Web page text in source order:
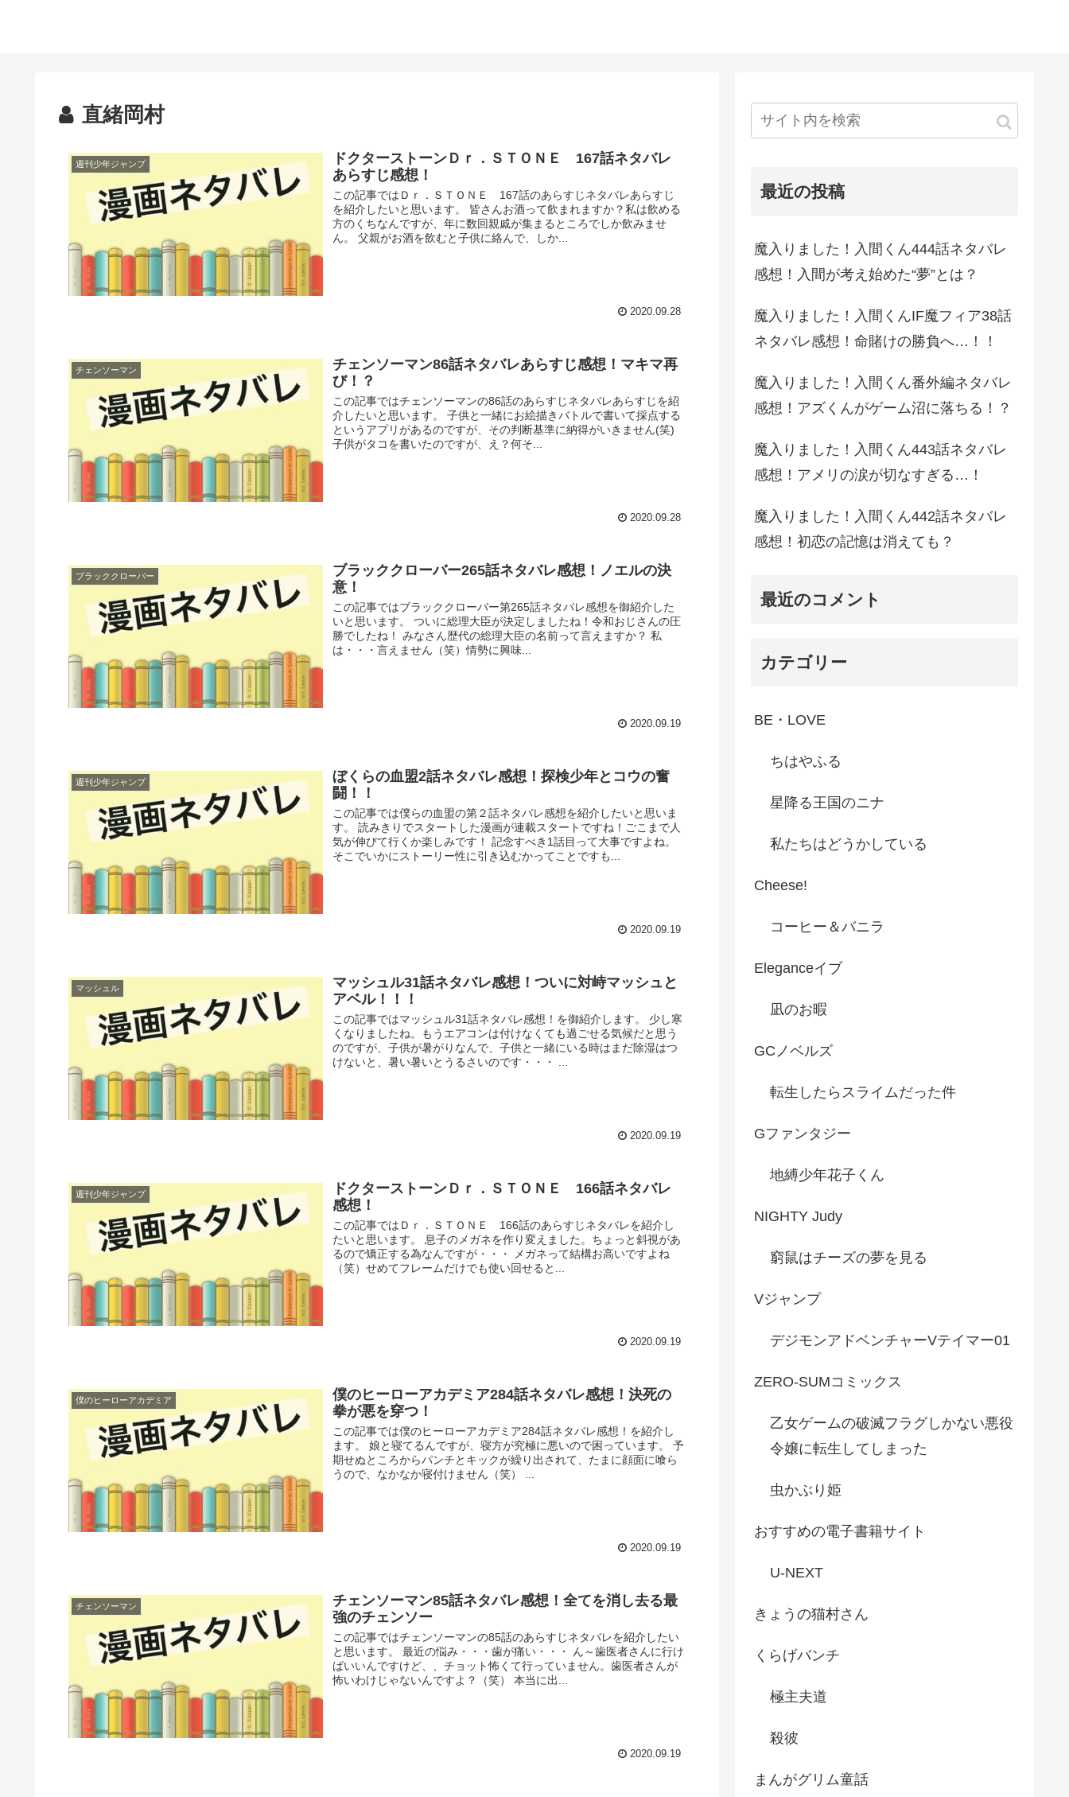
直緒岡村
週刊少年ジャンプ
ドクターストーンＤｒ．ＳＴＯＮＥ 167話ネタバレ
あらすじ感想！
この記事ではＤｒ．ＳＴＯＮＥ 167話のあらすじネタバレあらすじ
を紹介したいと思います。 皆さんお酒って飲まれますか？私は飲める
方のくちなんですが、年に数回親戚が集まるところでしか飲みませ
ん。 父親がお酒を飲むと子供に絡んで、しか...
2020.09.28
チェンソーマン
チェンソーマン86話ネタバレあらすじ感想！マキマ再
び！？
この記事ではチェンソーマンの86話のあらすじネタバレあらすじを紹
介したいと思います。 子供と一緒にお絵描きバトルで書いて採点する
というアプリがあるのですが、その判断基準に納得がいきません(笑)
子供がタコを書いたのですが、え？何そ...
2020.09.28
ブラッククローバー
ブラッククローバー265話ネタバレ感想！ノエルの決
意！
この記事ではブラッククローバー第265話ネタバレ感想を御紹介した
いと思います。 ついに総理大臣が決定しましたね！令和おじさんの圧
勝でしたね！ みなさん歴代の総理大臣の名前って言えますか？ 私
は・・・言えません（笑）情勢に興味...
2020.09.19
週刊少年ジャンプ
ぼくらの血盟2話ネタバレ感想！探検少年とコウの奮
闘！！
この記事では僕らの血盟の第２話ネタバレ感想を紹介したいと思いま
す。 読みきりでスタートした漫画が連載スタートですね！ごこまで人
気が伸びて行くか楽しみです！ 記念すべき1話目って大事ですよね。
そこでいかにストーリー性に引き込むかってことですも...
2020.09.19
マッシュル
マッシュル31話ネタバレ感想！ついに対峙マッシュと
アベル！！！
この記事ではマッシュル31話ネタバレ感想！を御紹介します。 少し寒
くなりましたね。もうエアコンは付けなくても過ごせる気候だと思う
のですが、子供が暑がりなんで、子供と一緒にいる時はまだ除湿はつ
けないと、暑い暑いとうるさいのです・・・ ...
2020.09.19
週刊少年ジャンプ
ドクターストーンＤｒ．ＳＴＯＮＥ 166話ネタバレ
感想！
この記事ではＤｒ．ＳＴＯＮＥ 166話のあらすじネタバレを紹介し
たいと思います。 息子のメガネを作り変えました。ちょっと斜視があ
るので矯正する為なんですが・・・ メガネって結構お高いですよね
（笑）せめてフレームだけでも使い回せると...
2020.09.19
僕のヒーローアカデミア
僕のヒーローアカデミア284話ネタバレ感想！決死の
拳が悪を穿つ！
この記事では僕のヒーローアカデミア284話ネタバレ感想！を紹介し
ます。 娘と寝てるんですが、寝方が究極に悪いので困っています。 予
期せぬところからパンチとキックが繰り出されて、たまに顔面に喰ら
うので、なかなか寝付けません（笑） ...
2020.09.19
チェンソーマン
チェンソーマン85話ネタバレ感想！全てを消し去る最
強のチェンソー
この記事ではチェンソーマンの85話のあらすじネタバレを紹介したい
と思います。 最近の悩み・・・歯が痛い・・・ ん～歯医者さんに行け
ばいいんですけど、、チョット怖くて行っていません。歯医者さんが
怖いわけじゃないんですよ？（笑） 本当に出...
2020.09.19
最近の投稿
魔入りました！入間くん444話ネタバレ
感想！入間が考え始めた“夢”とは？
魔入りました！入間くんIF魔フィア38話
ネタバレ感想！命賭けの勝負へ…！！
魔入りました！入間くん番外編ネタバレ
感想！アズくんがゲーム沼に落ちる！？
魔入りました！入間くん443話ネタバレ
感想！アメリの涙が切なすぎる…！
魔入りました！入間くん442話ネタバレ
感想！初恋の記憶は消えても？
最近のコメント
カテゴリー
BE・LOVE
ちはやふる
星降る王国のニナ
私たちはどうかしている
Cheese!
コーヒー＆バニラ
Eleganceイブ
凪のお暇
GCノベルズ
転生したらスライムだった件
Gファンタジー
地縛少年花子くん
NIGHTY Judy
窮鼠はチーズの夢を見る
Vジャンプ
デジモンアドベンチャーVテイマー01
ZERO-SUMコミックス
乙女ゲームの破滅フラグしかない悪役
令嬢に転生してしまった
虫かぶり姫
おすすめの電子書籍サイト
U-NEXT
きょうの猫村さん
くらげバンチ
極主夫道
殺彼
まんがグリム童話